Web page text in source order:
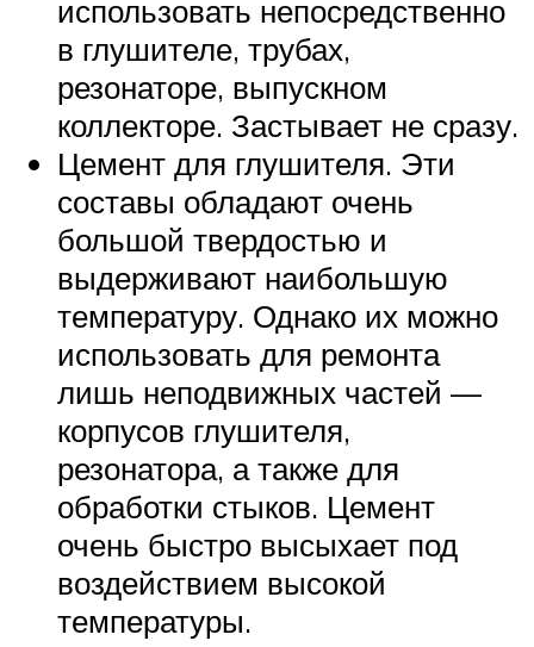
использовать непосредственно
в глушителе, трубах,
резонаторе, выпускном
коллекторе. Застывает не сразу.
Цемент для глушителя. Эти
составы обладают очень
большой твердостью и
выдерживают наибольшую
температуру. Однако их можно
использовать для ремонта
лишь неподвижных частей —
корпусов глушителя,
резонатора, а также для
обработки стыков. Цемент
очень быстро высыхает под
воздействием высокой
температуры.